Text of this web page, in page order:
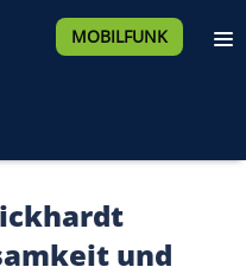
MOBILFUNK
und